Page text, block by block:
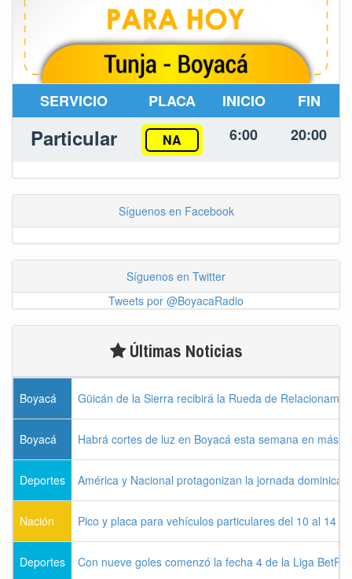
SERVICIO PLACA INICIO FIN
Particular NA 6:00 20:00
Síguenos en Facebook
Síguenos en Twitter
Tweets por @BoyacaRadio
Últimas Noticias
Boyacá Güicán de la Sierra recibirá la Rueda de
Boyacá Habrá cortes de luz en Boyacá esta semana en más
Deportes América y Nacional protagonizan la jornada dominical
Nación Pico y placa para vehículos particulares del 10 al 14
Deportes Con nueve goles comenzó la fecha 4 de la Liga